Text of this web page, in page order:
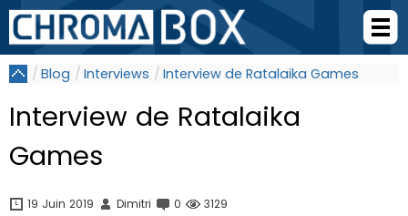
Blog Interviews Interview de Ratalaika Games
Interview de Ratalaika
Games
19 Juin 2019 Dimitri 0 3129